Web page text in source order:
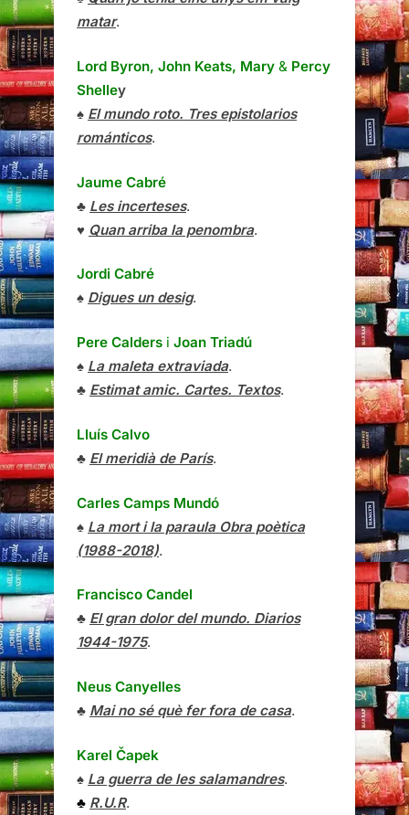
matar.
Lord Byron, John Keats, Mary & Percy
Shelley
♠ El mundo roto. Tres epistolarios
románticos.
Jaume Cabré
♣ Les incerteses.
♥ Quan arriba la penombra.
Jordi Cabré
♠ Digues un desig.
Pere Calders i Joan Triadú
♠ La maleta extraviada.
♣ Estimat amic. Cartes. Textos.
Lluís Calvo
♣ El meridià de París.
Carles Camps Mundó
♠ La mort i la paraula Obra poètica
(1988-2018).
Francisco Candel
♣ El gran dolor del mundo. Diarios
1944-1975.
Neus Canyelles
♣ Mai no sé què fer fora de casa.
Karel Čapek
♠ La guerra de les salamandres.
♣ R.U.R.